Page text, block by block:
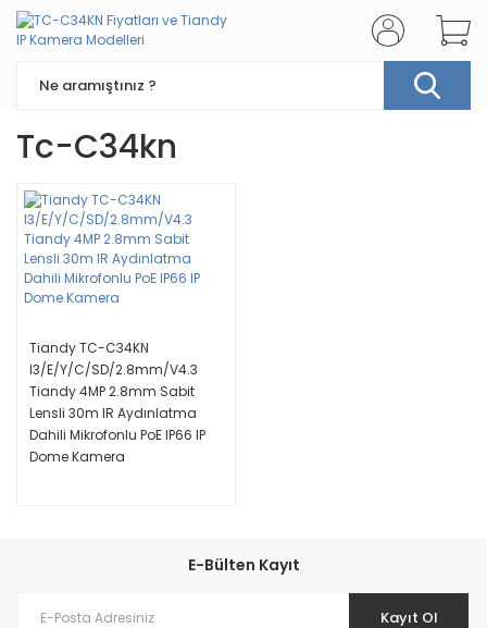
Tc-C34kn
Tiandy TC-C34KN
I3/E/Y/C/SD/2.8mm/V4.3
Tiandy 4MP 2.8mm Sabit
Lensli 30m IR Aydınlatma
Dahili Mikrofonlu PoE IP66 IP
Dome Kamera
E-Bülten Kayıt
Kayıt Ol